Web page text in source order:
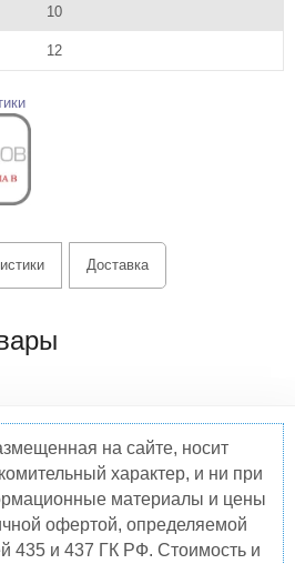
10
12
Доставка
на сайте, носит
характер, и ни при
материалы и цены
офертой, определяемой
435 и 437 ГК РФ. Стоимость и